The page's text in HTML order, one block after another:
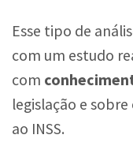
Esse tipo de
com um estudo
com
legislação e
ao INSS.